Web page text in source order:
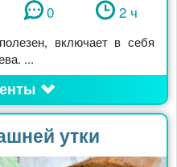
0 2 ч
включает в себя
...
утки